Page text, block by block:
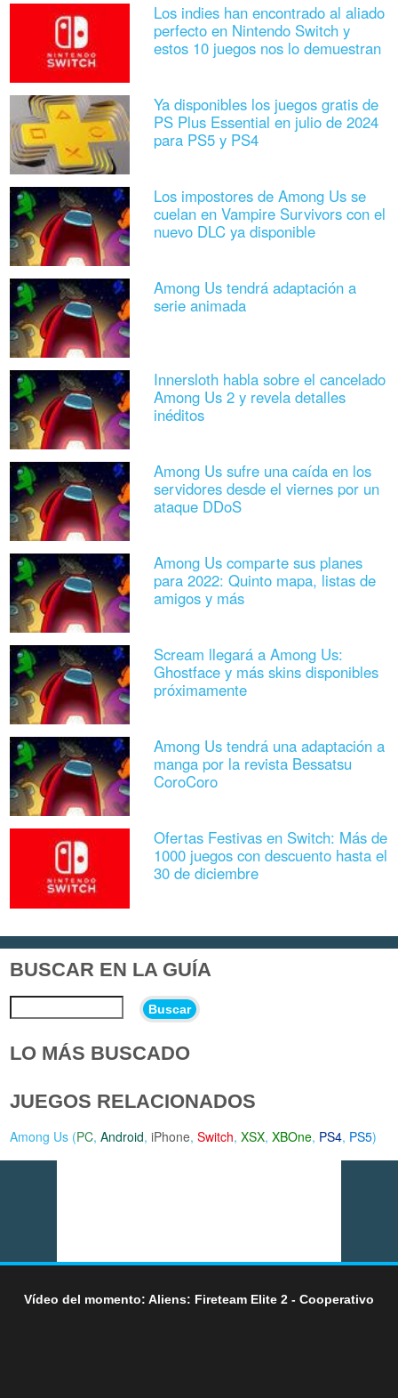
Los indies han encontrado al aliado
perfecto en Nintendo Switch y
estos 10 juegos nos lo demuestran
Ya disponibles los juegos gratis de
PS Plus Essential en julio de 2024
para PS5 y PS4
Los impostores de Among Us se
cuelan en Vampire Survivors con el
nuevo DLC ya disponible
Among Us tendrá adaptación a
serie animada
Innersloth habla sobre el cancelado
Among Us 2 y revela detalles
inéditos
Among Us sufre una caída en los
servidores desde el viernes por un
ataque DDoS
Among Us comparte sus planes
para 2022: Quinto mapa, listas de
amigos y más
Scream llegará a Among Us:
Ghostface y más skins disponibles
próximamente
Among Us tendrá una adaptación a
manga por la revista Bessatsu
CoroCoro
Ofertas Festivas en Switch: Más de
1000 juegos con descuento hasta el
30 de diciembre
BUSCAR EN LA GUÍA
Buscar
LO MÁS BUSCADO
JUEGOS RELACIONADOS
Among Us (PC,Android,iPhone,Switch,XSX,XBOne, PS4, PS5)
Vídeo del momento: Aliens: Fireteam Elite 2 - Cooperativo